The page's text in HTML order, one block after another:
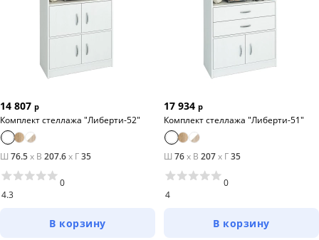
14 807 р
Комплект стеллажа "Либерти-52"
Ш 76.5x В 207.6x Г35
4.3
0
В корзину
17 934 р
Комплект стеллажа "Либерти-51"
Ш 76x В 207x Г35
4
0
В корзину